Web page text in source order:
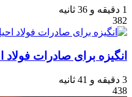
1 دقیقه و 36 ثانیه
382
انگیزه برای صادرات
3 دقیقه و 41 ثانیه
438